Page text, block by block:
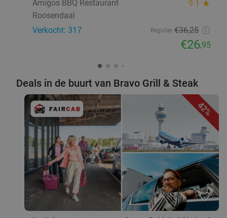
Amigos BBQ Restaurant 9.1 star
Roosendaal
Verkocht: 317
Regulier €36,25
€26,95
Deals in de buurt van Bravo Grill & Steak
42%
favorite_border